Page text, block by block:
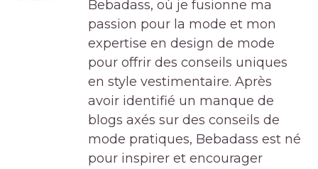
Bebadass, où je fusionne ma
passion pour la mode et mon
expertise en design de mode
pour offrir des conseils uniques
en style vestimentaire. Après
avoir identifié un manque de
blogs axés sur des conseils de
mode pratiques, Bebadass est né
pour inspirer et encourager